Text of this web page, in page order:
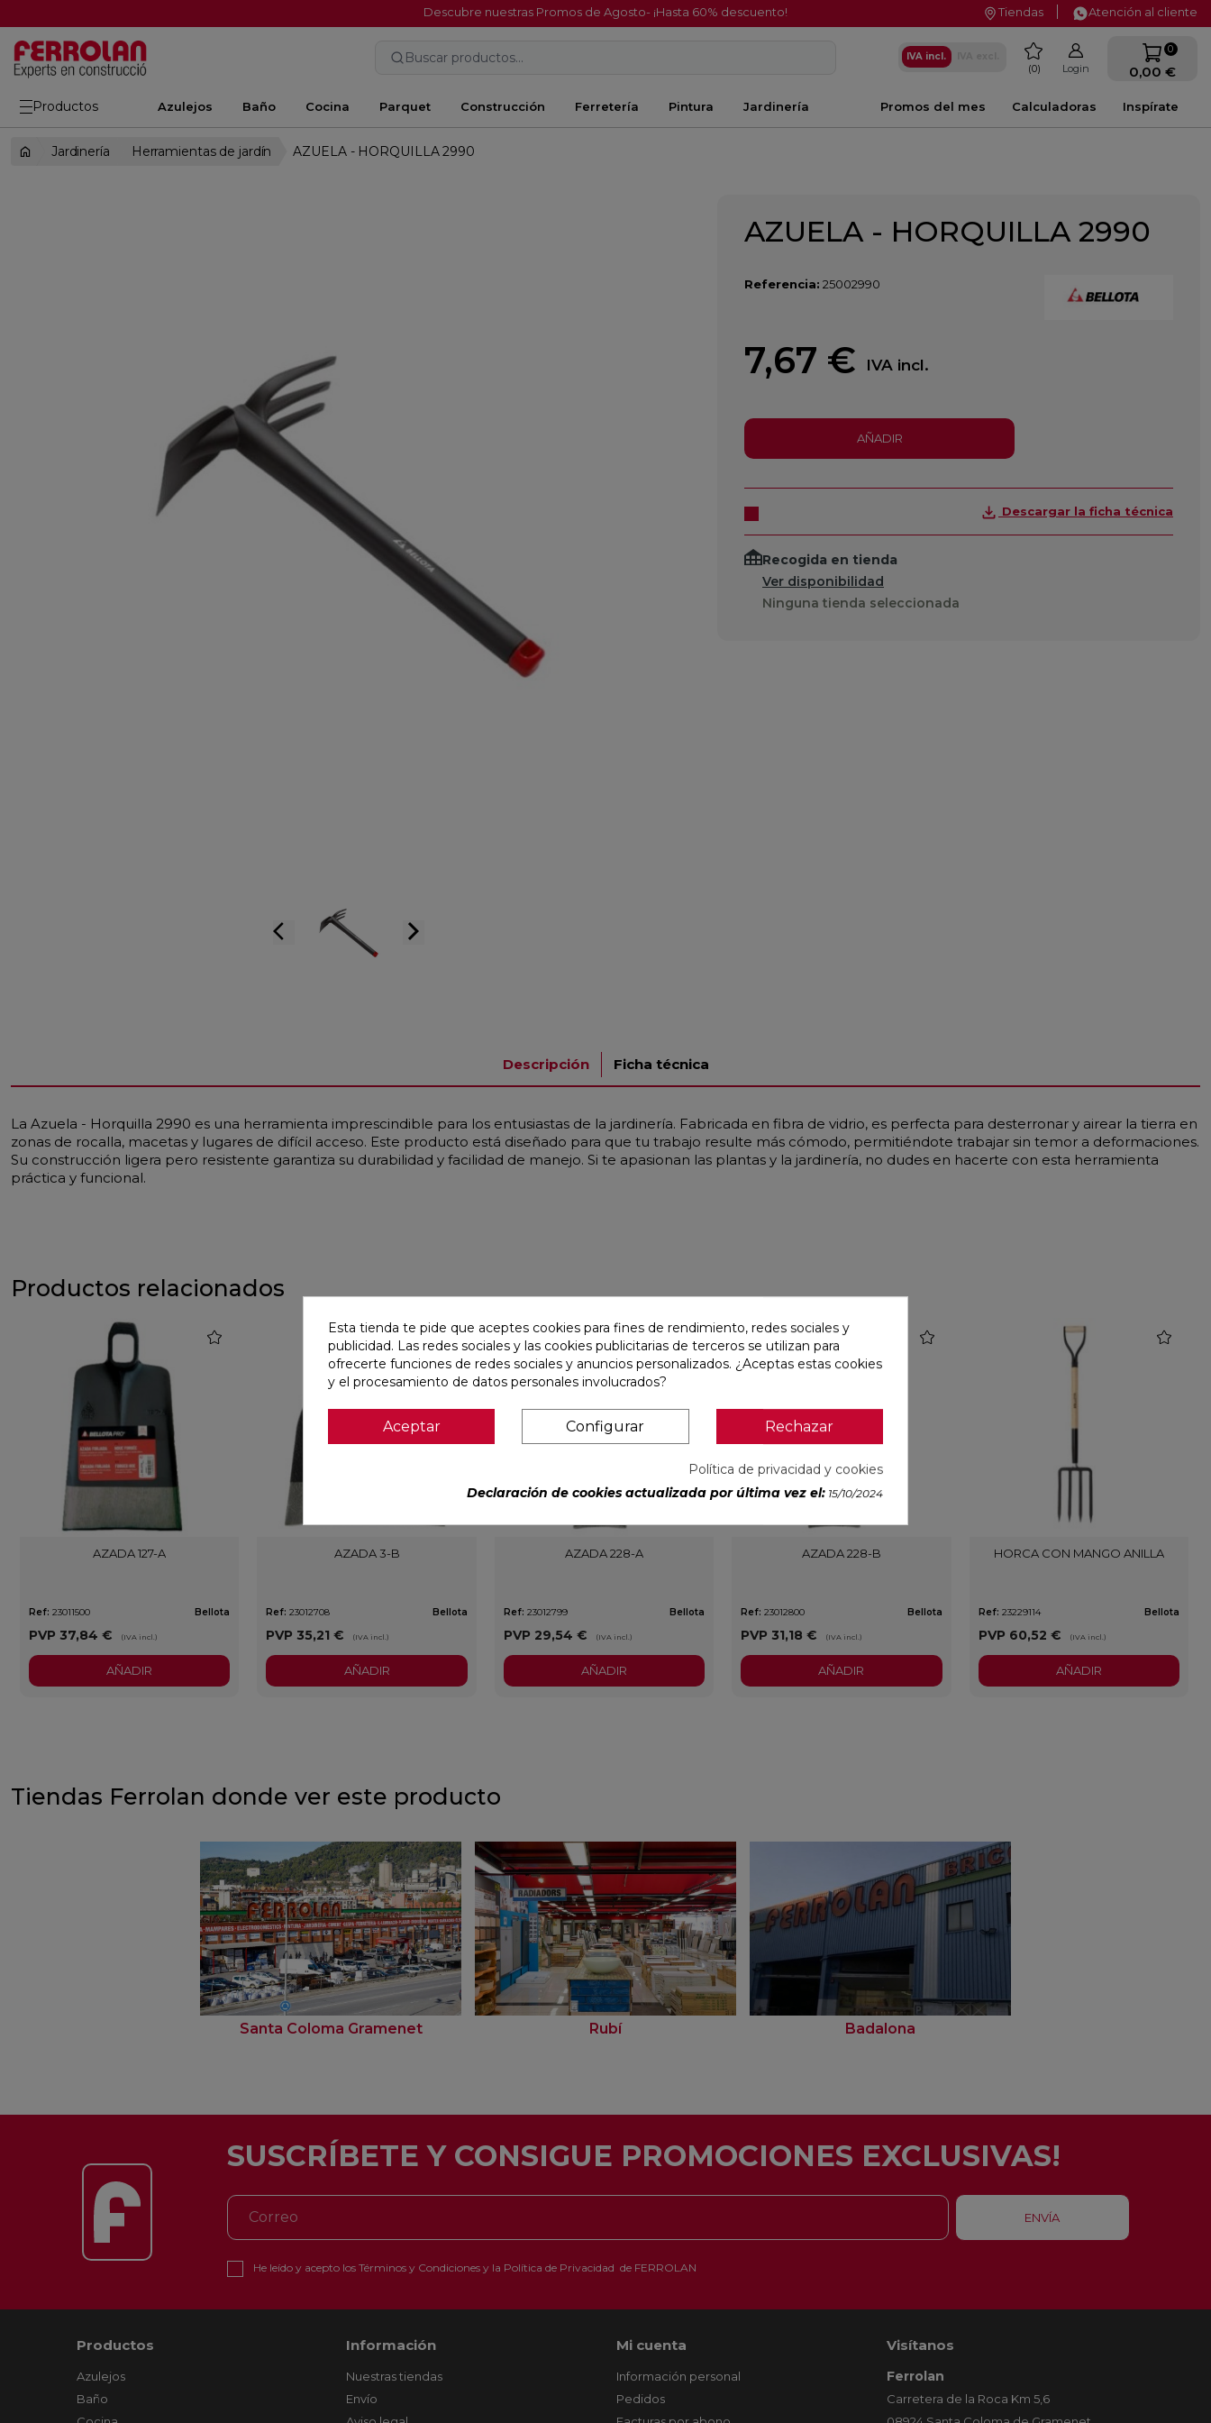
Descubre nuestras Promos de Agosto- ¡Hasta 60% descuento! Tiendas Atención al cliente
Buscar productos... IVA incl. favorite
0 Login
0
0,00 €
Productos Azulejos Baño Cocina Parquet Construcción Ferretería Pintura Jardinería Inspírate
Calculadoras
Promos del mes
Jardinería Herramientas de jardín AZUELA - HORQUILLA 2990
arrow_back_ios arrow_forward_ios
AZUELA - HORQUILLA 2990
Referencia: 25002990
7,67 € IVA incl.
AÑADIR
Descargar la ficha técnica
Recogida en tienda
Ver disponibilidad
Ninguna tienda seleccionada
Descripción Ficha técnica
La Azuela - Horquilla 2990 es una herramienta imprescindible para los entusiastas de la jardinería. Fabricada en fibra de vidrio, es perfecta para desterronar y airear la tierra en
zonas de rocalla, macetas y lugares de difícil acceso. Este producto está diseñado para que tu trabajo resulte más cómodo, permitiéndote trabajar sin temor a deformaciones.
Su construcción ligera pero resistente garantiza su durabilidad y facilidad de manejo. Si te apasionan las plantas y la jardinería, no dudes en hacerte con esta herramienta
práctica y funcional.
Productos relacionados
AZADA 127-A
Ref: 23011500 Bellota
PVP 37,84 € (IVA incl.)
AÑADIR
AZADA 3-B
Ref: 23012708 Bellota
PVP 35,21 € (IVA incl.)
favorite
AÑADIR
AZADA 228-A
Ref: 23012799 Bellota
PVP 29,54 € (IVA incl.)
favorite
AÑADIR
AZADA 228-B
Ref: 23012800 Bellota
PVP 31,18 € (IVA incl.)
favorite
AÑADIR
HORCA CON MANGO ANILLA
Ref: 23229114 Bellota
PVP 60,52 € (IVA incl.)
AÑADIR
Tiendas Ferrolan donde ver este producto
Santa Coloma Gramenet Rubí Badalona
SUSCRÍBETE Y CONSIGUE PROMOCIONES EXCLUSIVAS!
He leído y acepto los Términos y Condicionesy la Política de Privacidad de FERROLAN
Productos
Azulejos
Baño
Información
Nuestras tiendas
Envío
Mi cuenta
Información personal
Pedidos
Visítanos
Ferrolan
Carretera de la Roca Km 5,6
Esta tienda te pide que aceptes cookies para fines de rendimiento, redes sociales y
publicidad. Las redes sociales y las cookies publicitarias de terceros se utilizan para
ofrecerte funciones de redes sociales y anuncios personalizados. ¿Aceptas estas cookies
y el procesamiento de datos personales involucrados?
Aceptar Configurar Rechazar
Política de privacidad y cookies
Declaración de cookies actualizada por última vez el: 15/10/2024